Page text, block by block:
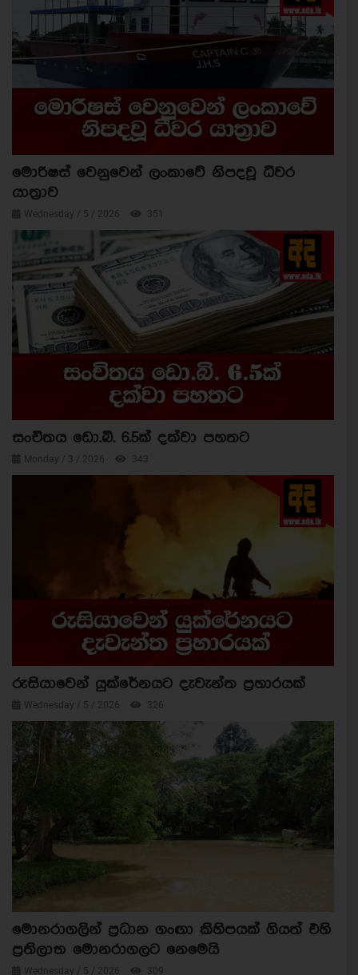
මොරිෂස් වෙනුවෙන් ලංකාවේ නිපදවූ ධීවර
යාත්‍රාව
Wednesday / 5 / 2026 351
සංචිතය ඩො.බි. 6.5ක් දක්වා පහතට
Monday / 3 / 2026 343
රුසියාවෙන් යුක්රේනයට දැවැන්ත ප්‍රහාරයක්
Wednesday / 5 / 2026 326
මොනරාගලින් ප්‍රධාන ගංඟා කිහිපයක් ගියත් එහි
ප්‍රතිලාභ මොනරාගලට නෙමෙයි
Wednesday / 5 / 2026 309